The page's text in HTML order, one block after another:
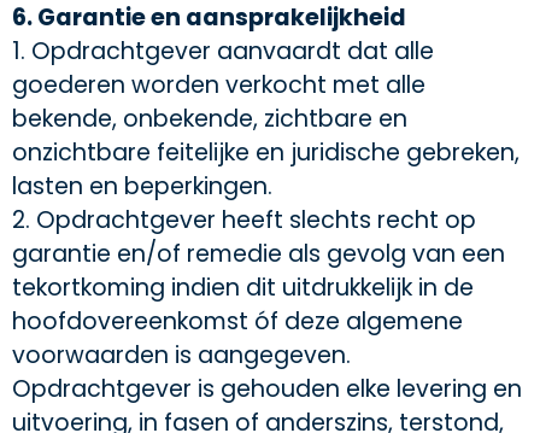
6. Garantie en aansprakelijkheid
1. Opdrachtgever aanvaardt dat alle
goederen worden verkocht met alle
bekende, onbekende, zichtbare en
onzichtbare feitelijke en juridische gebreken,
lasten en beperkingen.
2. Opdrachtgever heeft slechts recht op
garantie en/of remedie als gevolg van een
tekortkoming indien dit uitdrukkelijk in de
hoofdovereenkomst óf deze algemene
voorwaarden is aangegeven.
Opdrachtgever is gehouden elke levering en
uitvoering, in fasen of anderszins, terstond,